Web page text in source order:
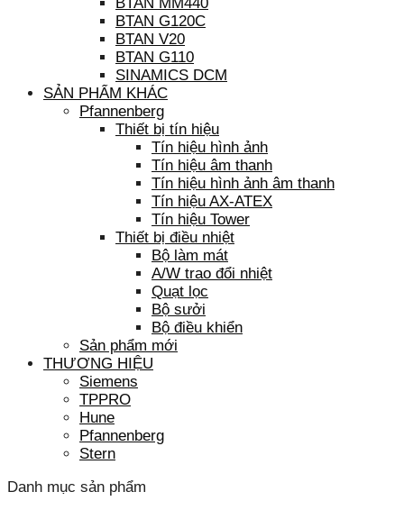
BTAN G120C
BTAN V20
BTAN G110
SINAMICS DCM
SẢN PHẨM KHÁC
Pfannenberg
Thiết bị tín hiệu
Tín hiệu hình ảnh
Tín hiệu âm thanh
Tín hiệu hình ảnh âm thanh
Tín hiệu AX-ATEX
Tín hiệu Tower
Thiết bị điều nhiệt
Bộ làm mát
A/W trao đổi nhiệt
Quạt lọc
Bộ sưởi
Bộ điều khiển
Sản phẩm mới
THƯƠNG HIỆU
Siemens
TPPRO
Hune
Pfannenberg
Stern
Danh mục sản phẩm